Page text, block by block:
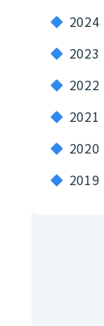
2024
2023
2022
2021
2020
2019